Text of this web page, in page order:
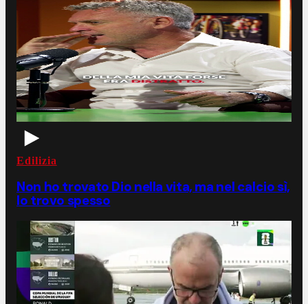
Edilizia
Non ho trovato Dio nella vita, ma nel calcio sì,
lo trovo spesso